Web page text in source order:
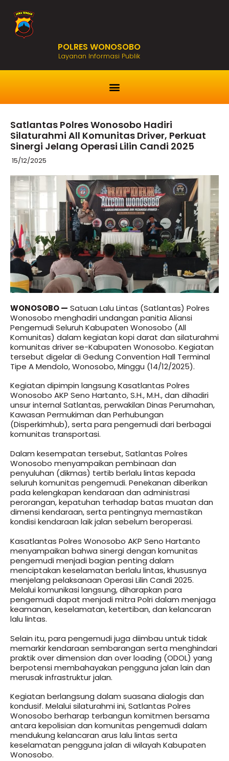
POLRES WONOSOBO
Layanan Informasi Publik
Satlantas Polres Wonosobo Hadiri
Silaturahmi All Komunitas Driver, Perkuat
Sinergi Jelang Operasi Lilin Candi 2025
15/12/2025
WONOSOBO — Satuan Lalu Lintas (Satlantas) Polres
Wonosobo menghadiri undangan panitia Aliansi
Pengemudi Seluruh Kabupaten Wonosobo (All
Komunitas) dalam kegiatan kopi darat dan silaturahmi
komunitas driver se-Kabupaten Wonosobo. Kegiatan
tersebut digelar di Gedung Convention Hall Terminal
Tipe A Mendolo, Wonosobo, Minggu (14/12/2025).
Kegiatan dipimpin langsung Kasatlantas Polres
Wonosobo AKP Seno Hartanto, S.H., M.H., dan dihadiri
unsur internal Satlantas, perwakilan Dinas Perumahan,
Kawasan Permukiman dan Perhubungan
(Disperkimhub), serta para pengemudi dari berbagai
komunitas transportasi.
Dalam kesempatan tersebut, Satlantas Polres
Wonosobo menyampaikan pembinaan dan
penyuluhan (dikmas) tertib berlalu lintas kepada
seluruh komunitas pengemudi. Penekanan diberikan
pada kelengkapan kendaraan dan administrasi
perorangan, kepatuhan terhadap batas muatan dan
dimensi kendaraan, serta pentingnya memastikan
kondisi kendaraan laik jalan sebelum beroperasi.
Kasatlantas Polres Wonosobo AKP Seno Hartanto
menyampaikan bahwa sinergi dengan komunitas
pengemudi menjadi bagian penting dalam
menciptakan keselamatan berlalu lintas, khususnya
menjelang pelaksanaan Operasi Lilin Candi 2025.
Melalui komunikasi langsung, diharapkan para
pengemudi dapat menjadi mitra Polri dalam menjaga
keamanan, keselamatan, ketertiban, dan kelancaran
lalu lintas.
Selain itu, para pengemudi juga diimbau untuk tidak
memarkir kendaraan sembarangan serta menghindari
praktik over dimension dan over loading (ODOL) yang
berpotensi membahayakan pengguna jalan lain dan
merusak infrastruktur jalan.
Kegiatan berlangsung dalam suasana dialogis dan
kondusif. Melalui silaturahmi ini, Satlantas Polres
Wonosobo berharap terbangun komitmen bersama
antara kepolisian dan komunitas pengemudi dalam
mendukung kelancaran arus lalu lintas serta
keselamatan pengguna jalan di wilayah Kabupaten
Wonosobo.